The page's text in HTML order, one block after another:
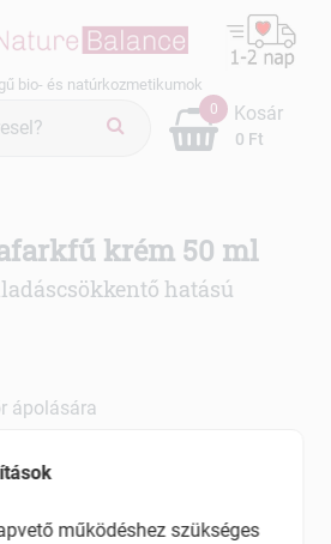
bio- és natúrkozmetikumok
0
0 Ft
Kosár
krém 50 ml
hatású
ápolására
működéshez szükséges